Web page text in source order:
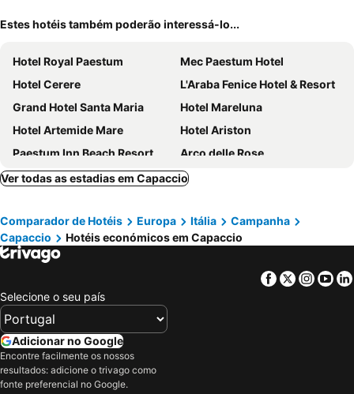
Estes hotéis também poderão interessá-lo...
Hotel Royal Paestum
Mec Paestum Hotel
Hotel Cerere
L'Araba Fenice Hotel & Resort
Grand Hotel Santa Maria
Hotel Mareluna
Hotel Artemide Mare
Hotel Ariston
Paestum Inn Beach Resort
Arco delle Rose
Hotel La Darsena
Hotel Il Ceppo
Hotel Le Palme
Vista Veneto
Stella Marina Agropoli
Astrea Wellness & Spa
Hotel Eden
Hotel Villa Sirio
Palazzo Belmonte
Palazzo Gentilcore
Hotel Hermitage
Ver todas as estadias em Capaccio
Comparador de Hotéis Europa Itália
Campanha
Capaccio
Hotéis económicos em Capaccio
Facebook
Twitter
Selecione o seu país
Adicionar no Google
Encontre facilmente os nossos
resultados: adicione o trivago como
fonte preferencial no Google.